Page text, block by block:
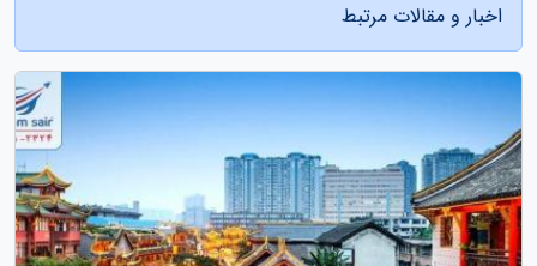
اخبار و مقالات مرتبط